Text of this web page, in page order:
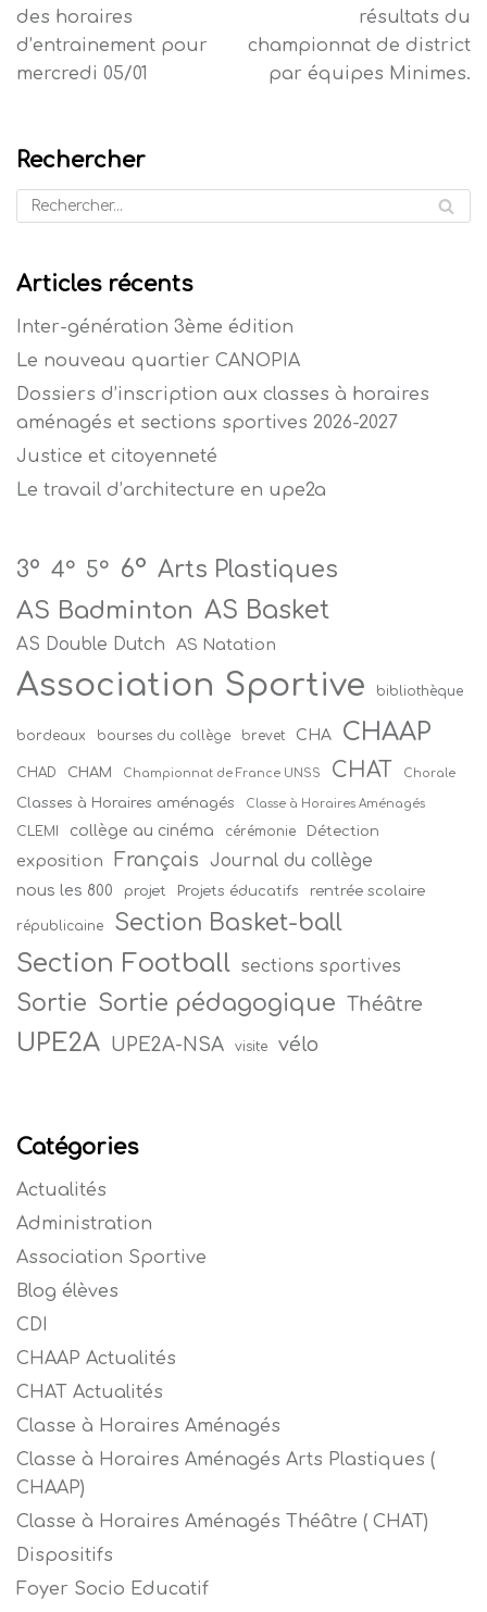
des horaires
d’entrainement pour
mercredi 05/01
résultats du
championnat de district
par équipes Minimes.
Rechercher
Articles récents
Inter-génération 3ème édition
Le nouveau quartier CANOPIA
Dossiers d’inscription aux classes à horaires
aménagés et sections sportives 2026-2027
Justice et citoyenneté
Le travail d’architecture en upe2a
3° 4° 5° 6° Arts Plastiques
AS Badminton AS Basket
AS Double Dutch AS Natation
Association Sportive bibliothèque
bordeaux bourses du collège brevet CHA CHAAP
CHAD CHAM Championnat de France UNSS CHAT Chorale
Classes à Horaires aménagés Classe à Horaires Aménagés
CLEMI collège au cinéma cérémonie Détection
exposition Français Journal du collège
nous les 800 projet Projets éducatifs rentrée scolaire
républicaine Section Basket-ball
Section Football sections sportives
Sortie Sortie pédagogique Théâtre
UPE2A UPE2A-NSA visite vélo
Catégories
Actualités
Administration
Association Sportive
Blog élèves
CDI
CHAAP Actualités
CHAT Actualités
Classe à Horaires Aménagés
Classe à Horaires Aménagés Arts Plastiques (
CHAAP)
Classe à Horaires Aménagés Théâtre ( CHAT)
Dispositifs
Foyer Socio Educatif